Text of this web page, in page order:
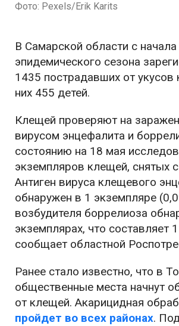
Фото: Pexels/Erik Karits
В Самарской области с начала
эпидемического сезона
1435 пострадавших от укусов
них 455 детей.
Клещей проверяют на
вирусом энцефалита и
состоянию на 18 мая
экземпляров клещей, снятых
Антиген вируса клещевого
обнаружен в 1 экземпляре
возбудителя боррелиоза
экземплярах, что составляет
сообщает областной
Ранее стало известно, что в
общественные места начнут
от клещей. Акарицидная
пройдет во всех районах.